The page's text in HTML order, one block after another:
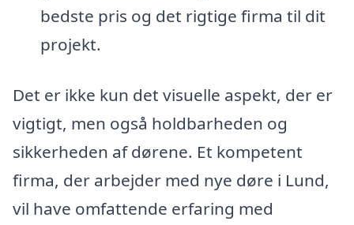
bedste pris og det rigtige firma til dit
projekt.
Det er ikke kun det visuelle aspekt, der er
vigtigt, men også holdbarheden og
sikkerheden af dørene. Et kompetent
firma, der arbejder med nye døre i Lund,
vil have omfattende erfaring med